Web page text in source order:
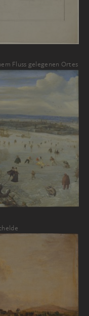
Fluss gelegenen Ortes